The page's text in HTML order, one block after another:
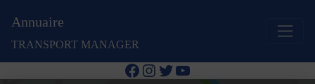
Annuaire
TRANSPORT MANAGER
Facebook
Instagram
Twitter
YouTube